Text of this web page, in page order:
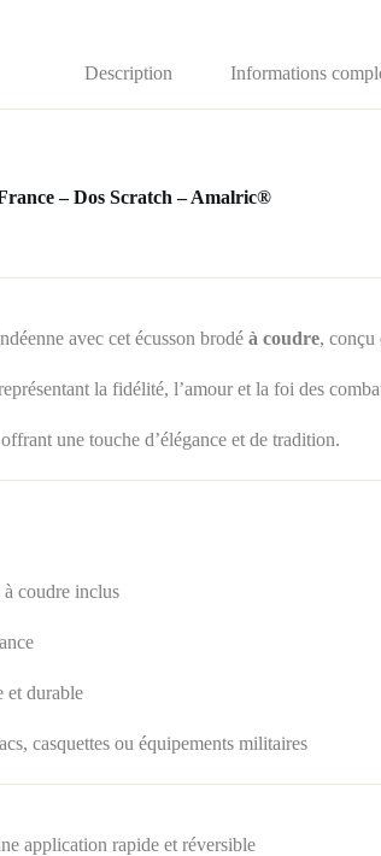
Description Informations
– Dos Scratch – Amalric®
avec cet écusson brodé à coudre, conçu
la fidélité, l’amour et la foi des
une touche d’élégance et de tradition.
coudre inclus
et durable
casquettes ou équipements militaires
application rapide et réversible